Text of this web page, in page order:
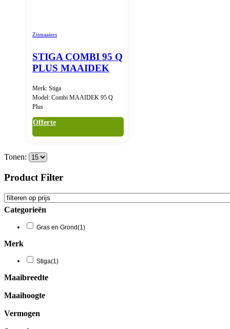
Zitmaaiers
STIGA COMBI 95 Q
PLUS MAAIDEK
Merk: Stiga
Model: Combi MAAIDEK 95 Q
Plus
Offerte
Tonen:
Product Filter
Categorieën
Gras en Grond(1)
Merk
Stiga(1)
Maaibreedte
Maaihoogte
Vermogen